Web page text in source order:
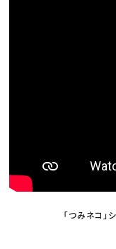
「つみネコ